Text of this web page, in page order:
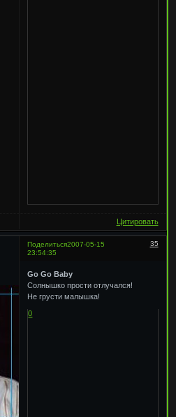
Цитировать
Поделиться 35
2007-05-15
23:54:35
Go Go Baby
Солнышко прости отлучался!
Не грусти малышка!
0